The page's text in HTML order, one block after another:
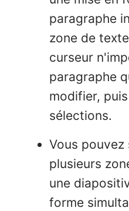
paragraphe
zone de
curseur
paragraphe
modifier,
sélections.
Vous
plusieurs
une
forme